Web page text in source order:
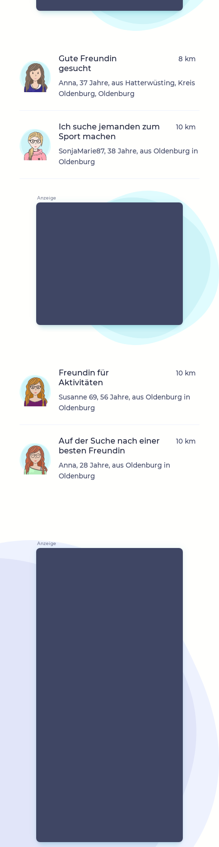
Gute Freundin
gesucht
Anna, 37 Jahre, aus Hatterwüsting, Kreis
Oldenburg, Oldenburg
8 km
Ich suche jemanden zum
Sport machen
SonjaMarie87, 38 Jahre, aus Oldenburg in
Oldenburg
10 km
Freundin für
Aktivitäten
Susanne 69, 56 Jahre, aus Oldenburg in
Oldenburg
10 km
Auf der Suche nach einer
besten Freundin
Anna, 28 Jahre, aus Oldenburg in
Oldenburg
10 km